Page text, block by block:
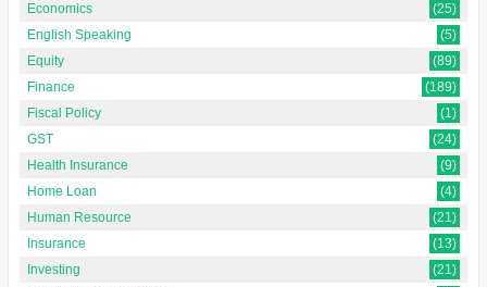
Economics
(25)
English Speaking
(5)
Equity
(89)
Finance
(189)
Fiscal Policy
(1)
GST
(24)
Health Insurance
(9)
Home Loan
(4)
Human Resource
(21)
Insurance
(13)
Investing
(21)